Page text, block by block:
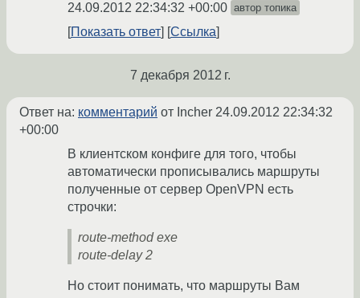
24.09.2012 22:34:32 +00:00 автор топика
Показать ответ Ссылка
7 декабря 2012 г.
Ответ на: комментарий от Incher 24.09.2012 22:34:32
+00:00
В клиентском конфиге для того, чтобы
автоматически прописывались маршруты
полученные от сервер OpenVPN есть
строчки:
route-method exe
route-delay 2
Но стоит понимать, что маршруты Вам